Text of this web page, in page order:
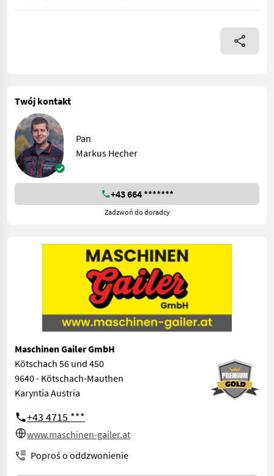
Ekspozytor nowej maszyny! Łatwa w obsłudze kosiarka
Twój kontakt
Pan
Markus Hecher
+43 664 *******
Zadzwoń do doradcy
Maschinen Gailer GmbH
Kötschach 56 und 450
9640 - Kötschach-Mauthen
Karyntia Austria
+43 4715 ***
www.maschinen-gailer.at
Poproś o oddzwonienie